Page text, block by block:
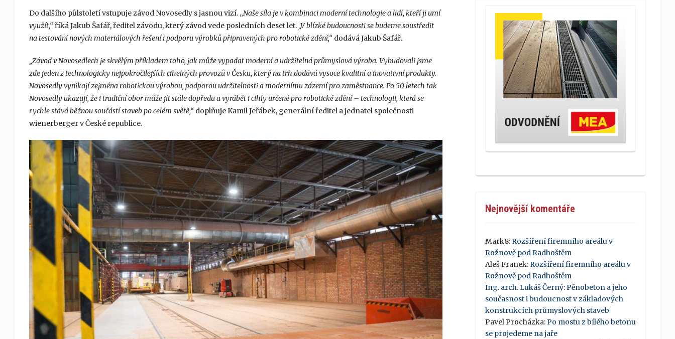
Do dalšího půlstoletí vstupuje závod Novosedly s jasnou vizí. „Naše síla je v kombinaci moderní technologie a lidí, kteří ji umí
využít,“říká Jakub Šafář, ředitel závodu, který závod vede posledních deset let. „V blízké budoucnosti se budeme soustředit
na testování nových materiálových řešení i podporu výrobků připravených pro robotické zdění,“dodává Jakub Šafář.
„Závod v Novosedlech je skvělým příkladem toho, jak může vypadat moderní a udržitelná průmyslová výroba. Vybudovali jsme
zde jeden z technologicky nejpokročilejších cihelných provozů v Česku, který na trh dodává vysoce kvalitní a inovativní produkty.
Novosedly vynikají zejména robotickou výrobou, podporou udržitelnosti a modernímu zázemí pro zaměstnance. Po 50 letech tak
Novosedly ukazují, že i tradiční obor může jít stále dopředu a vyrábět i cihly určené pro robotické zdění – technologii, která se
rychle stává běžnou součástí staveb po celém světě,“doplňuje Kamil Jeřábek, generální ředitel a jednatel společnosti
wienerberger v České republice.
Nejnovější komentáře
Mark8:Rozšíření firemního areálu v
Rožnově pod Radhoštěm
Aleš Franek:Rozšíření firemního areálu v
Rožnově pod Radhoštěm
Ing. arch. Lukáš Černý:Pěnobeton a jeho
současnost i budoucnost v základových
konstrukcích průmyslových staveb
Pavel Procházka:Po mostu z bílého betonu
se projedeme na jaře